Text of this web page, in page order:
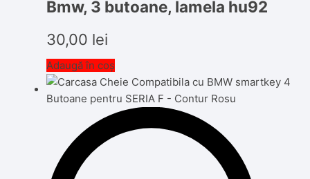
Bmw, 3 butoane, lamela hu92
30,00 lei
Adaugă în coș